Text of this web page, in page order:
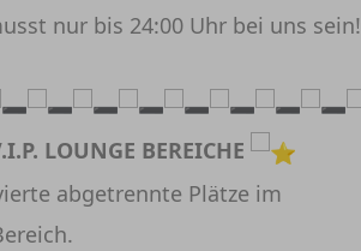
nur bis 24:00 Uhr bei uns sein!
LOUNGE BEREICHE
abgetrennte Plätze im